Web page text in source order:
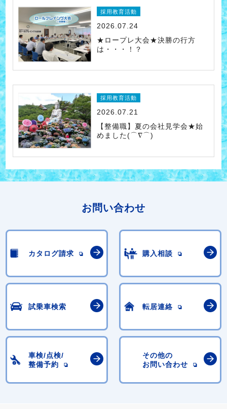
採用教育活動
2026.07.24
★ロープレ大会★決勝の行方
は・・・！？
採用教育活動
2026.07.21
【整備職】夏の会社見学会★始
めました(⌒∇⌒)
お問い合わせ
カタログ請求 購入相談
試乗車検索 転居連絡
車検/点検/
整備予約
その他の
お問い合わせ